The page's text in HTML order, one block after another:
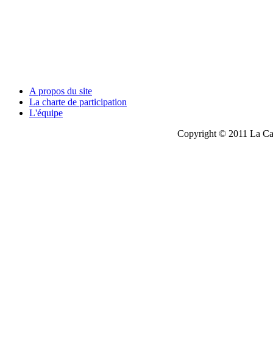
A propos du site
La charte de participation
L'équipe
Copyright © 2011 La